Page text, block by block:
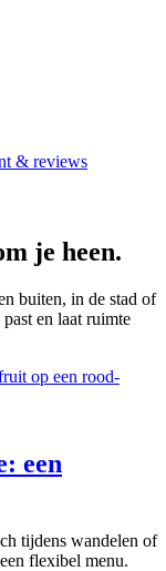
& reviews
je heen.
buiten, in de stad of
en laat ruimte
een
tijdens wandelen of
flexibel menu.